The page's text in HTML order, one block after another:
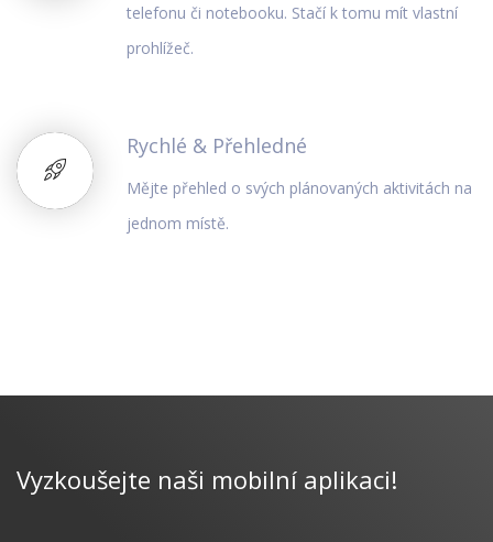
telefonu či notebooku. Stačí k tomu mít vlastní
prohlížeč.
Rychlé & Přehledné
Mějte přehled o svých plánovaných aktivitách na
jednom místě.
Vyzkoušejte naši mobilní aplikaci!